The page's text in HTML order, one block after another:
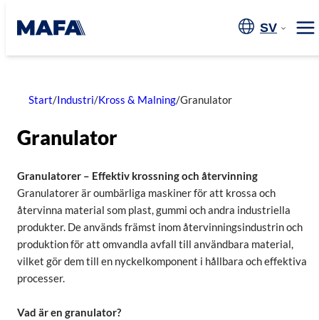
till
innehåll
SV
Start/Industri/Kross & Malning/Granulator
Granulator
Granulatorer – Effektiv krossning och återvinning
Granulatorer är oumbärliga maskiner för att krossa och
återvinna material som plast, gummi och andra industriella
produkter. De används främst inom återvinningsindustrin och
produktion för att omvandla avfall till användbara material,
vilket gör dem till en nyckelkomponent i hållbara och effektiva
processer.
Vad är en granulator?